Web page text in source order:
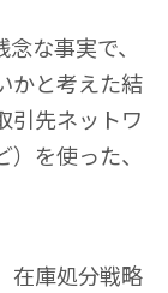
な事実で、
かと考えた結
引先ネットワ
を使った、
在庫処分戦略